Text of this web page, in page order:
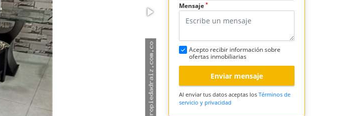
Mensaje *
Acepto recibir información sobre
ofertas inmobiliarias
Enviar mensaje
Al enviar tus datos aceptas los Términos de
servicio y privacidad